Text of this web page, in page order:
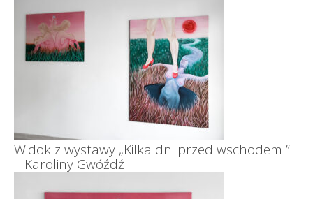
Widok z wystawy „Kilka dni przed wschodem ”
– Karoliny Gwóźdź